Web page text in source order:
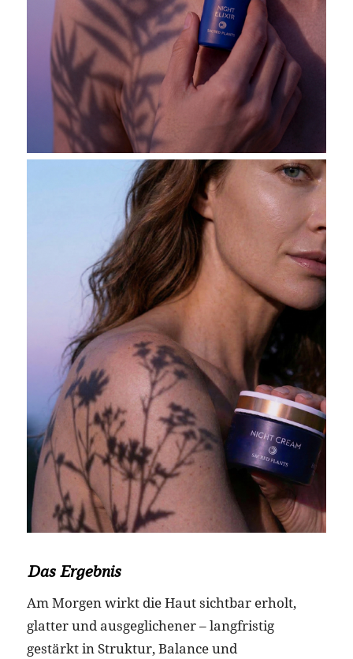
Das Ergebnis
Am Morgen wirkt die Haut sichtbar erholt,
glatter und ausgeglichener – langfristig
gestärkt in Struktur, Balance und